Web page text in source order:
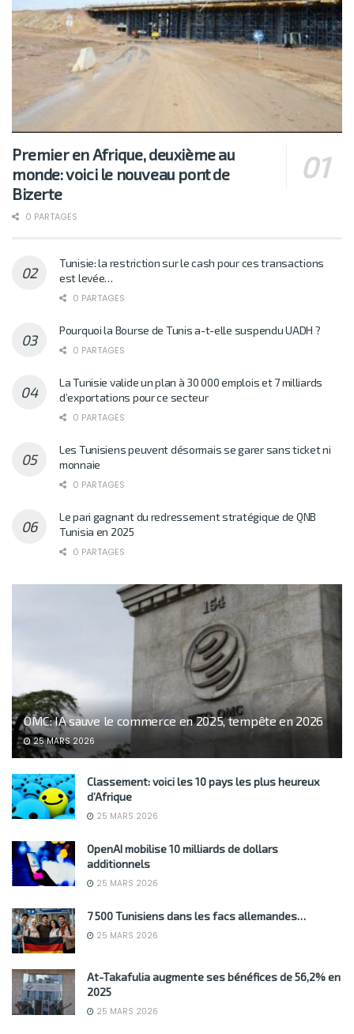
Premier en Afrique, deuxième au
monde: voici le nouveau pont de
Bizerte
0 PARTAGES
Tunisie: la restriction sur le cash pour ces transactions
est levée…
0 PARTAGES
Pourquoi la Bourse de Tunis a-t-elle suspendu UADH ?
0 PARTAGES
La Tunisie valide un plan à 30 000 emplois et 7 milliards
d’exportations pour ce secteur
0 PARTAGES
Les Tunisiens peuvent désormais se garer sans ticket ni
monnaie
0 PARTAGES
Le pari gagnant du redressement stratégique de QNB
Tunisia en 2025
0 PARTAGES
OMC: IA sauve le commerce en 2025, tempête en 2026
25 MARS 2026
Classement: voici les 10 pays les plus heureux
d’Afrique
25 MARS 2026
OpenAI mobilise 10 milliards de dollars
additionnels
25 MARS 2026
7 500 Tunisiens dans les facs allemandes…
25 MARS 2026
At-Takafulia augmente ses bénéfices de 56,2% en
2025
25 MARS 2026